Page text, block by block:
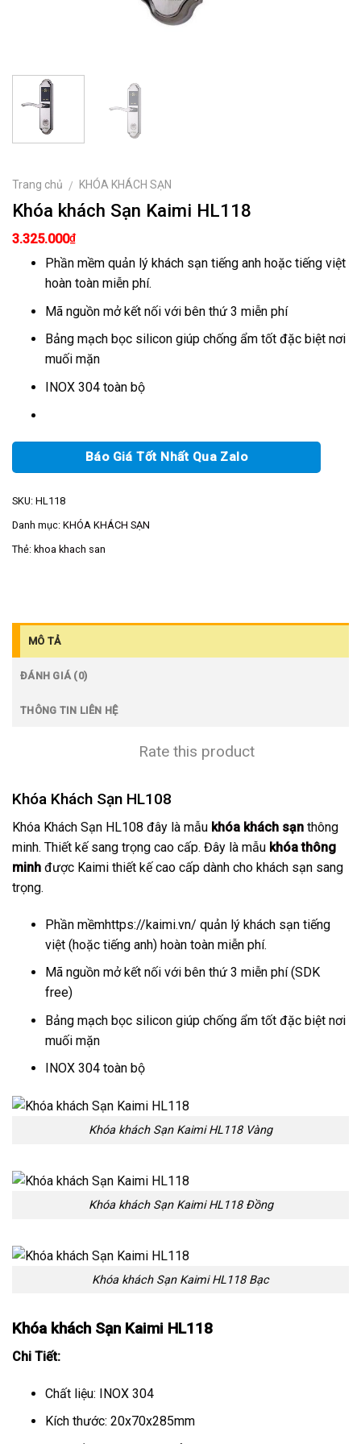
Trang chủ / KHÓA KHÁCH SẠN
Khóa khách Sạn Kaimi HL118
3.325.000₫
Phần mềm quản lý khách sạn tiếng anh hoặc tiếng việt
hoàn toàn miễn phí.
Mã nguồn mở kết nối với bên thứ 3 miễn phí
Bảng mạch bọc silicon giúp chống ẩm tốt đặc biệt nơi
muối mặn
INOX 304 toàn bộ
Báo Giá Tốt Nhất Qua Zalo
SKU: HL118
Danh mục: KHÓA KHÁCH SẠN
Thẻ: khoa khach san
MÔ TẢ
ĐÁNH GIÁ (0)
THÔNG TIN LIÊN HỆ
Rate this product
Khóa Khách Sạn HL108
Khóa Khách Sạn HL108 đây là mẫu khóa khách sạn thông
minh. Thiết kế sang trọng cao cấp. Đây là mẫu khóa thông
minh được Kaimi thiết kế cao cấp dành cho khách sạn sang
trọng.
Phần mềmhttps://kaimi.vn/ quản lý khách sạn tiếng
việt (hoặc tiếng anh) hoàn toàn miễn phí.
Mã nguồn mở kết nối với bên thứ 3 miễn phí (SDK
free)
Bảng mạch bọc silicon giúp chống ẩm tốt đặc biệt nơi
muối mặn
INOX 304 toàn bộ
Khóa khách Sạn Kaimi HL118 Vàng
Khóa khách Sạn Kaimi HL118 Đồng
Khóa khách Sạn Kaimi HL118 Bạc
Khóa khách Sạn Kaimi HL118
Chi Tiết:
Chất liệu: INOX 304
Kích thước: 20x70x285mm